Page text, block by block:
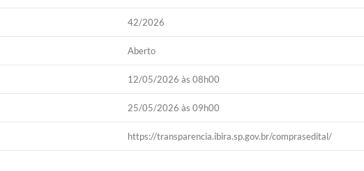
42/2026
Aberto
12/05/2026 às 08h00
25/05/2026 às 09h00
https://transparencia.ibira.sp.gov.br/comprasedital/